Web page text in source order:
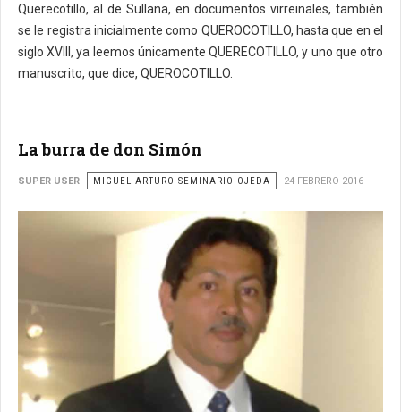
Querecotillo, al de Sullana, en documentos virreinales, también
se le registra inicialmente como QUEROCOTILLO, hasta que en el
siglo XVIII, ya leemos únicamente QUERECOTILLO, y uno que otro
manuscrito, que dice, QUEROCOTILLO.
La burra de don Simón
SUPER USER MIGUEL ARTURO SEMINARIO OJEDA 24 FEBRERO 2016